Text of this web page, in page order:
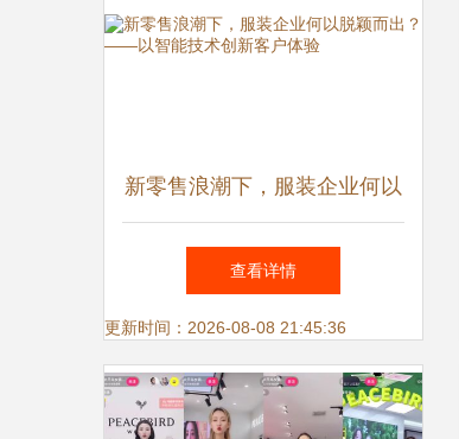
新零售浪潮下，服装企业何以
脱颖而出？——以智能技术创
新客户体验
查看详情
更新时间：2026-08-08 21:45:36